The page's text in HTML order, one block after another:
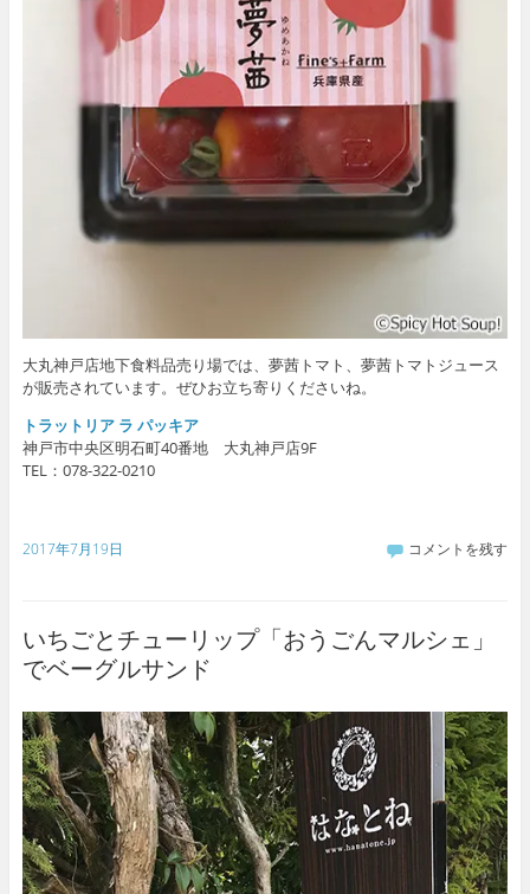
大丸神戸店地下食料品売り場では、夢茜トマト、夢茜トマトジュース
が販売されています。ぜひお立ち寄りくださいね。
トラットリア ラ パッキア
神戸市中央区明石町40番地 大丸神戸店9F
TEL：078-322-0210
2017年7月19日 コメントを残す
いちごとチューリップ「おうごんマルシェ」
でベーグルサンド